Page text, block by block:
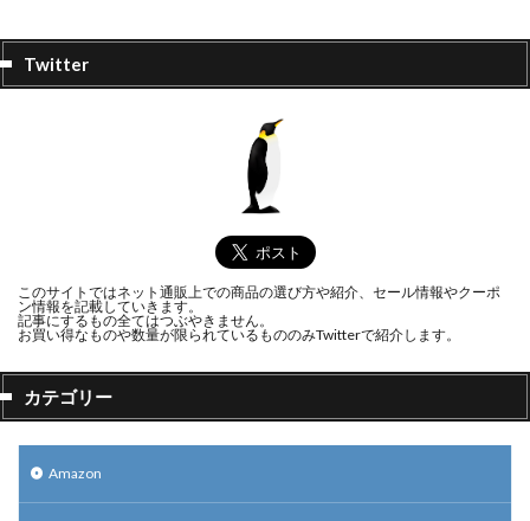
Twitter
このサイトではネット通販上での商品の選び方や紹介、セール情報やクーポ
ン情報を記載していきます。
記事にするもの全てはつぶやきません。
お買い得なものや数量が限られているもののみTwitterで紹介します。
カテゴリー
Amazon